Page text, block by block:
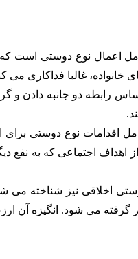
اعمال نوع دوستی است که
خانواده، غالبا فداکاری می
رابطه دو جانبه دادن و
اقدامات نوع دوستی
اهداف اجتماعی که به نفع
دوستی اخلاقی نیز
گرفته می شود. انگیزه آن